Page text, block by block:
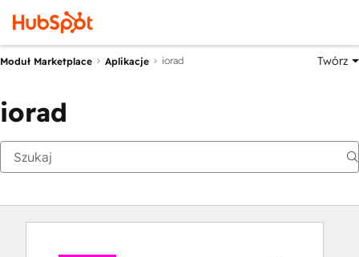
Moduł Marketplace Aplikacje iorad Twórz
iorad